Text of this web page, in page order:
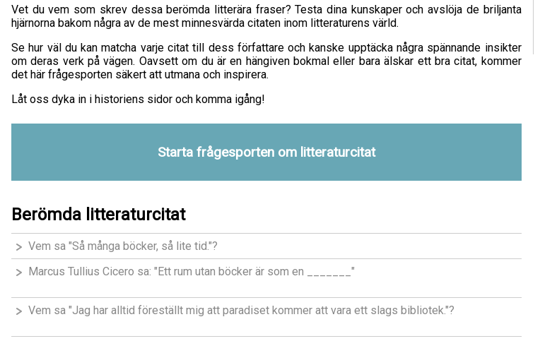
Vet du vem som skrev dessa berömda litterära fraser? Testa dina kunskaper och avslöja de briljanta
hjärnorna bakom några av de mest minnesvärda citaten inom litteraturens värld.
Se hur väl du kan matcha varje citat till dess författare och kanske upptäcka några spännande insikter
om deras verk på vägen. Oavsett om du är en hängiven bokmal eller bara älskar ett bra citat, kommer
det här frågesporten säkert att utmana och inspirera.
Låt oss dyka in i historiens sidor och komma igång!
Starta frågesporten om litteraturcitat
Berömda litteraturcitat
Vem sa "Så många böcker, så lite tid."?
Marcus Tullius Cicero sa: "Ett rum utan böcker är som en _______"
Vem sa "Jag har alltid föreställt mig att paradiset kommer att vara ett slags bibliotek."?